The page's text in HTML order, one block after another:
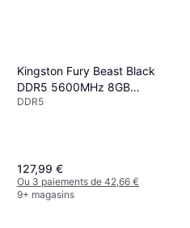
Kingston Fury Beast Black
DDR5 5600MHz 8GB
(KF556C40BB-8)
DDR5
127,99 €
Ou 3 paiements de 42,66 €
9+ magasins